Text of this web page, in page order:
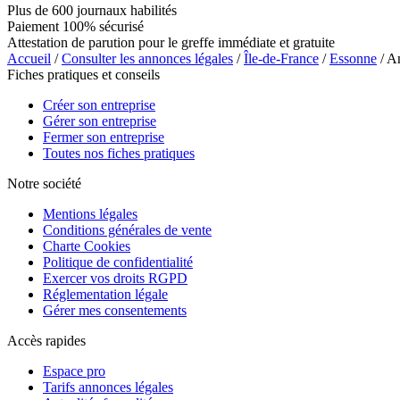
Plus de 600 journaux habilités
Paiement 100% sécurisé
Attestation de parution pour le greffe immédiate et gratuite
Accueil /Consulter les annonces légales /Île-de-France /Essonne /
Fiches pratiques et conseils
Créer son entreprise
Gérer son entreprise
Fermer son entreprise
Toutes nos fiches pratiques
Notre société
Mentions légales
Conditions générales de vente
Charte Cookies
Politique de confidentialité
Exercer vos droits RGPD
Réglementation légale
Gérer mes consentements
Accès rapides
Espace pro
Tarifs annonces légales